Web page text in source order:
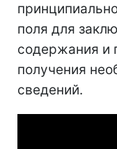
поля для
содержания и
получения
сведений.